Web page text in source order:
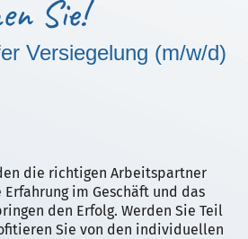
Sie!
Versiegelung (m/w/d)
die richtigen Arbeitspartner
Erfahrung im Geschäft und das
den Erfolg. Werden Sie Teil
Sie von den individuellen